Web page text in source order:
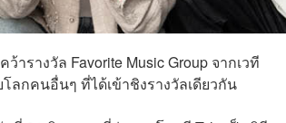
รางวัล Favorite Music Group จากเวที
ลกคนอื่นๆ ที่ได้เข้าชิงรางวัลเดียวกัน